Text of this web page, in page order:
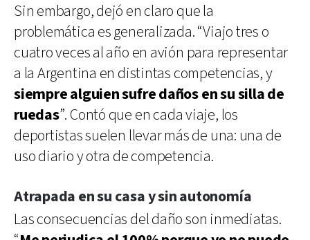
Sin embargo, dejó en claro que la
problemática es generalizada. “Viajo tres o
cuatro veces al año en avión para representar
a la Argentina en distintas competencias, y
siempre alguien sufre daños en su silla de
ruedas”. Contó que en cada viaje, los
deportistas suelen llevar más de una: una de
uso diario y otra de competencia.
Atrapada en su casa y sin autonomía
Las consecuencias del daño son inmediatas.